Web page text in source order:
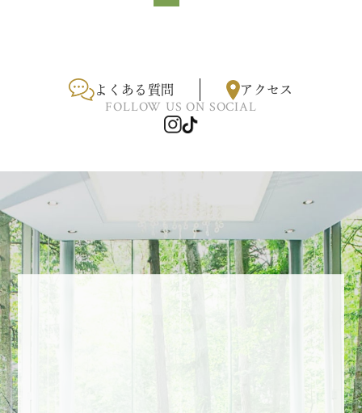
よくある質問 アクセス
FOLLOW US ON SOCIAL